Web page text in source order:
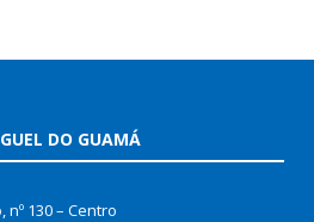
DO GUAMÁ
nº 130 – Centro